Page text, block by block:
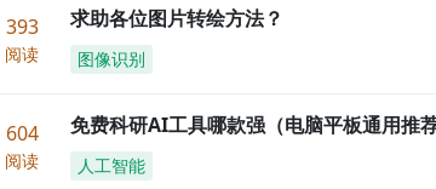
393
阅读
求助各位图片转绘方法？
图像识别
604
阅读
免费科研AI工具哪款强（电脑平板通用推
人工智能